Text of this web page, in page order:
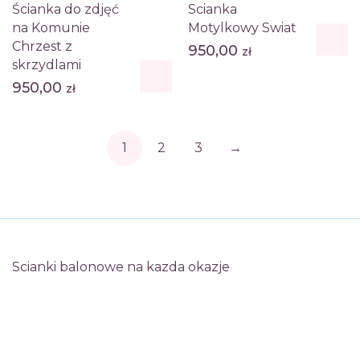
Ścianka do zdjęć
na Komunie
Chrzest z
skrzydlami
950,00 zł
Scianka
Motylkowy Swiat
950,00 zł
1 2 3 →
Scianki balonowe na kazda okazje